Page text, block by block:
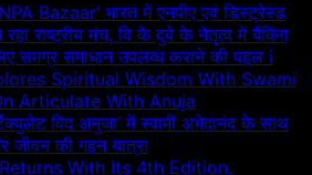
Bazaar’ भारत में एनपीए एवं डिस्ट्रेस्ड
राष्ट्रीय मंच, वि के दुबे के नेतृत्व में बैंकिंग
समग्र समाधान उपलब्ध कराने की पहल i
Spiritual Wisdom With Swami
Articulate With Anuja
विद अनुजा’ में स्वामी अभेदानंद के साथ
जीवन की गहन यात्रा
With Its 4th Edition,